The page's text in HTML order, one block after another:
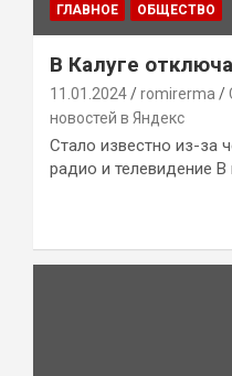
ГЛАВНОЕ ОБЩЕСТВО
В Калуге
11.01.2024 romirerma
новостей в Яндекс
Стало известно из-за
радио и телевидение В